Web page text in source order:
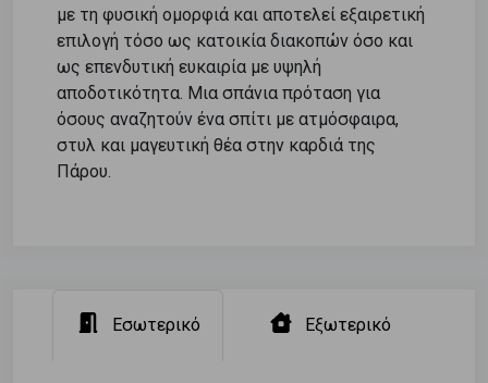
με τη φυσική ομορφιά και αποτελεί εξαιρετική
επιλογή τόσο ως κατοικία διακοπών όσο και
ως επενδυτική ευκαιρία με υψηλή
αποδοτικότητα. Μια σπάνια πρόταση για
όσους αναζητούν ένα σπίτι με ατμόσφαιρα,
στυλ και μαγευτική θέα στην καρδιά της
Πάρου.
Εσωτερικό Εξωτερικό